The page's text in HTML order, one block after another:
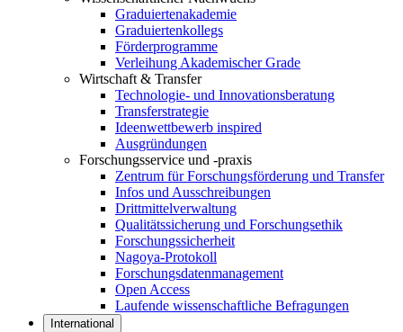
Graduiertenakademie
Graduiertenkollegs
Förderprogramme
Verleihung Akademischer Grade
Wirtschaft & Transfer
Technologie- und Innovationsberatung
Transferstrategie
Ideenwettbewerb inspired
Ausgründungen
Forschungsservice und -praxis
Zentrum für Forschungsförderung und Transfer
Infos und Ausschreibungen
Drittmittelverwaltung
Qualitätssicherung und Forschungsethik
Forschungssicherheit
Nagoya-Protokoll
Forschungsdatenmanagement
Open Access
Laufende wissenschaftliche Befragungen
International